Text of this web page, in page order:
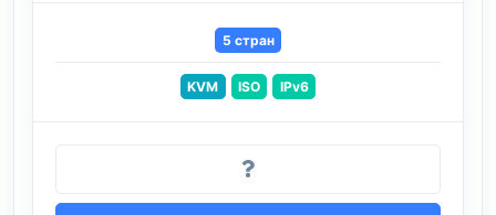
5 стран
KVM ISO IPv6